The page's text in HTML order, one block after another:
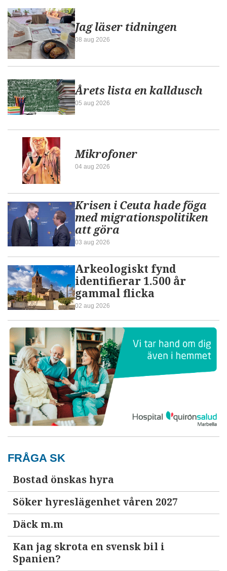
Jag läser tidningen
08 aug 2026
Årets lista en kalldusch
05 aug 2026
Mikrofoner
04 aug 2026
Krisen i Ceuta hade föga
med migrationspolitiken
att göra
03 aug 2026
Arkeologiskt fynd
identifierar 1.500 år
gammal flicka
02 aug 2026
FRÅGA SK
Bostad önskas hyra
Söker hyreslägenhet våren 2027
Däck m.m
Kan jag skrota en svensk bil i
Spanien?